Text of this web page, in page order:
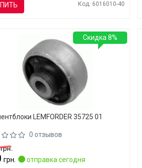
Код: 6016010-40
LEMFORDER 35725 01
0 отзывов
грн.
грн.
отправка сегодня
Скидка 8%